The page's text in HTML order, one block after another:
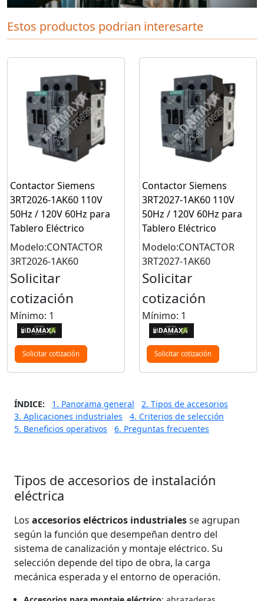
Estos productos podrian interesarte
Contactor Siemens
3RT2026-1AK60 110V
50Hz / 120V 60Hz para
Tablero Eléctrico
Modelo:CONTACTOR
3RT2026-1AK60
Solicitar
cotización
Mínimo: 1
Solicitar cotización
Contactor Siemens
3RT2027-1AK60 110V
50Hz / 120V 60Hz para
Tablero Eléctrico
Modelo:CONTACTOR
3RT2027-1AK60
Solicitar
cotización
Mínimo: 1
Solicitar cotización
ÍNDICE: 1. Panorama general
2. Tipos de accesorios
3. Aplicaciones industriales
4. Criterios de selección
5. Beneficios operativos
6. Preguntas frecuentes
Tipos de accesorios de instalación
eléctrica
Los accesorios eléctricos industrialesse agrupan
según la función que desempeñan dentro del
sistema de canalización y montaje eléctrico. Su
selección depende del tipo de obra, la carga
mecánica esperada y el entorno de operación.